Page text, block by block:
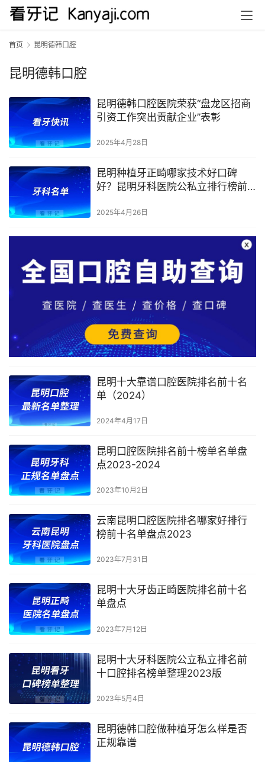
首页 昆明德韩口腔
昆明德韩口腔
昆明德韩口腔医院荣获“盘龙区招商
引资工作突出贡献企业”表彰
2025年4月28日
昆明种植牙正畸哪家技术好口碑
好？昆明牙科医院公私立排行榜前
2025年4月26日
昆明十大靠谱口腔医院排名前十名
单（2024）
2024年4月17日
昆明口腔医院排名前十榜单名单盘
点2023-2024
2023年10月2日
云南昆明口腔医院排名哪家好排行
榜前十名单盘点2023
2023年7月31日
昆明十大牙齿正畸医院排名前十名
单盘点
2023年7月12日
昆明十大牙科医院公立私立排名前
十口腔排名榜单整理2023版
2023年5月4日
昆明德韩口腔做种植牙怎么样是否
正规靠谱